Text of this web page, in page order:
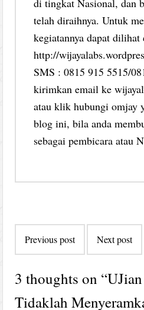
telah diraihnya. Untuk
kegiatannya dapat
http://
SMS : 0815 915 5515/
kirimkan email ke
atau klik hubungi omjay
blog ini, bila anda
sebagai pembicara atau
navigation
Previous post Next post
3 thoughts on “
Tidaklah